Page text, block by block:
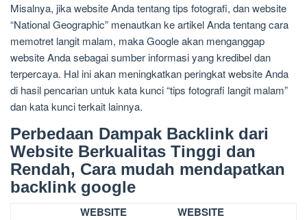
Misalnya, jika website Anda tentang tips fotografi, dan website
“National Geographic” menautkan ke artikel Anda tentang cara
memotret langit malam, maka Google akan menganggap
website Anda sebagai sumber informasi yang kredibel dan
terpercaya. Hal ini akan meningkatkan peringkat website Anda
di hasil pencarian untuk kata kunci “tips fotografi langit malam”
dan kata kunci terkait lainnya.
Perbedaan Dampak Backlink dari
Website Berkualitas Tinggi dan
Rendah, Cara mudah mendapatkan
backlink google
WEBSITE
WEBSITE